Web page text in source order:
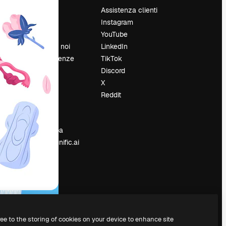
Chi siamo
Recensioni
Lavora con noi
Cerca tendenze
Blog
Eventi
Slidesgo
Vendi i tuoi
contenuti
Sala stampa
Cerchi magnific.ai
Assistenza clienti
Instagram
YouTube
LinkedIn
TikTok
Discord
X
Reddit
to the storing of cookies on your device to enhance site